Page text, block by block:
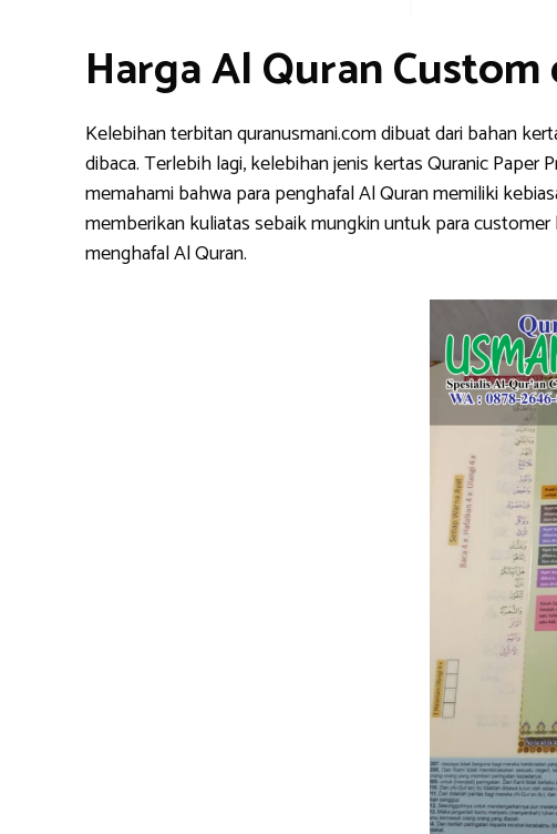
Harga Al Quran
Kelebihan terbitan quranusmani.com dibuat dari bahan
dibaca. Terlebih lagi, kelebihan jenis kertas Quranic
memahami bahwa para penghafal Al Quran memiliki
memberikan kuliatas sebaik mungkin untuk para
menghafal Al Quran.